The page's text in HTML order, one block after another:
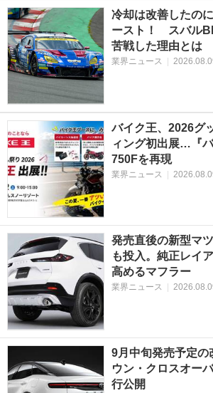
冷却は改善したの
ースト！ スバル
苦戦した理由とは
業界ニュース |
バイク王、2026グ
ィング初出展…『
750Fを再現
業界ニュース |
発売直後の新型マ
も投入。純正レイ
高めるマフラー
業界ニュース |
9月中旬発売予定の
ウン・クロスオー
行公開